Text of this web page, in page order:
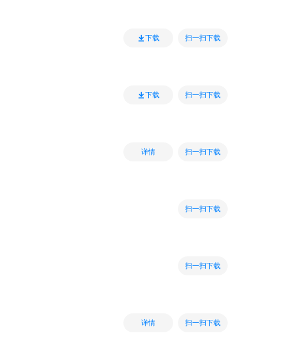
下载 扫一扫下载
下载 扫一扫下载
详情 扫一扫下载
扫一扫下载
扫一扫下载
详情 扫一扫下载